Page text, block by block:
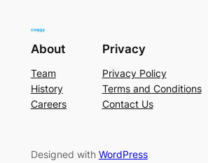
About
Team
History
Careers
Privacy
Privacy Policy
Terms and Conditions
Contact Us
Designed with WordPress